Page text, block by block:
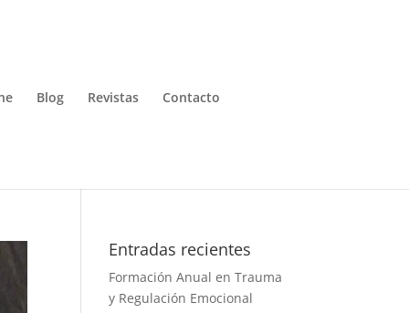
Blog Revistas Contacto
Entradas recientes
Formación Anual en Trauma
y Regulación Emocional